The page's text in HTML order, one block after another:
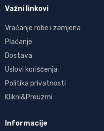
Važni linkovi
Vraćanje robe i zamjena
Plaćanje
Dostava
Uslovi korišćenja
Politika privatnosti
Klikni&Preuzmi
Informacije